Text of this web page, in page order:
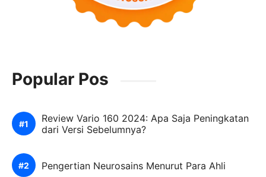
Popular Pos
Review Vario 160 2024: Apa Saja Peningkatan
dari Versi Sebelumnya?
Pengertian Neurosains Menurut Para Ahli